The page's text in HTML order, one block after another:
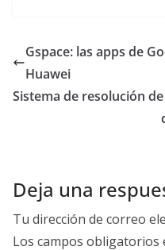
Gspace: las apps de
Huawei
Sistema de resolución
Deja una
Tu dirección de correo
Los campos obligatorios